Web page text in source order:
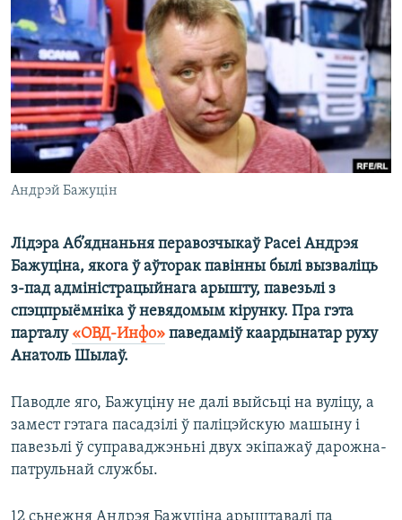
КУЛЬТУРА
КАЛЯНДАР
МОВА
НА ХВАЛЯХ СВАБОДЫ
Андрэй Бажуцін
Лідэра Аб’яднаньня перавозчыкаў Расеі Андрэя
Бажуціна, якога ў аўторак павінны былі вызваліць
з-пад адміністрацыйнага арышту, павезьлі з
спэцпрыёмніка ў невядомым кірунку. Пра гэта
парталу «ОВД-Инфо» паведаміў каардынатар руху
Анатоль Шылаў.
Паводле яго, Бажуціну не далі выйсьці на вуліцу, а
замест гэтага пасадзілі ў паліцэйскую машыну і
павезьлі ў суправаджэньні двух экіпажаў дарожна-
патрульнай службы.